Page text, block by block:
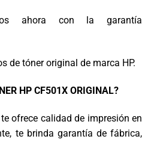
ahora con la garantía
de tóner original de marca HP.
HP CF501X ORIGINAL?
te ofrece calidad de impresión en
te brinda garantía de fábrica,